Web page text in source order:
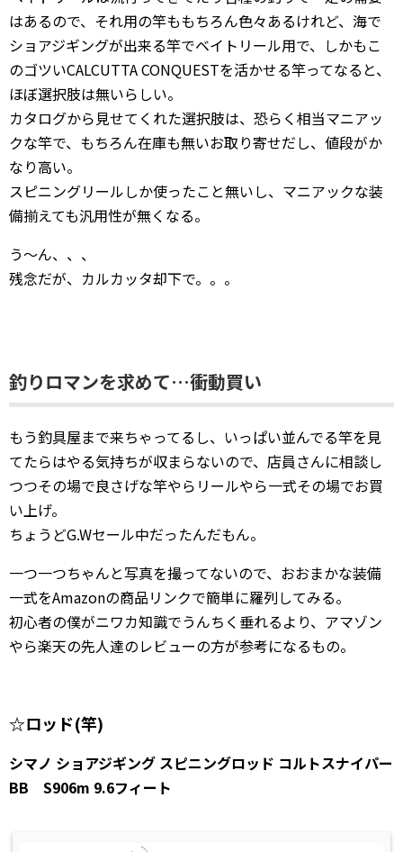
はあるので、それ用の竿ももちろん色々あるけれど、海で
ショアジギングが出来る竿でベイトリール用で、しかもこ
のゴツいCALCUTTA CONQUESTを活かせる竿ってなると、
ほぼ選択肢は無いらしい。
カタログから見せてくれた選択肢は、恐らく相当マニアッ
クな竿で、もちろん在庫も無いお取り寄せだし、値段がか
なり高い。
スピニングリールしか使ったこと無いし、マニアックな装
備揃えても汎用性が無くなる。
う〜ん、、、
残念だが、カルカッタ却下で。。。
釣りロマンを求めて…衝動買い
もう釣具屋まで来ちゃってるし、いっぱい並んでる竿を見
てたらはやる気持ちが収まらないので、店員さんに相談し
つつその場で良さげな竿やらリールやら一式その場でお買
い上げ。
ちょうどG.Wセール中だったんだもん。
一つ一つちゃんと写真を撮ってないので、おおまかな装備
一式をAmazonの商品リンクで簡単に羅列してみる。
初心者の僕がニワカ知識でうんちく垂れるより、アマゾン
やら楽天の先人達のレビューの方が参考になるもの。
☆ロッド(竿)
シマノ ショアジギング スピニングロッド コルトスナイパー
BB S906m 9.6フィート